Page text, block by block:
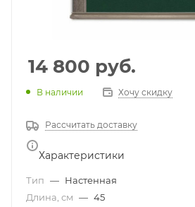
14 800 руб.
В наличии Хочу скидку
Рассчитать доставку
Характеристики
Тип — Настенная
Длина, см — 45